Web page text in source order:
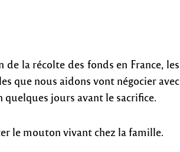
la récolte des fonds en France, les
que nous aidons vont négocier avec
jours avant le sacrifice.
le mouton vivant chez la famille.